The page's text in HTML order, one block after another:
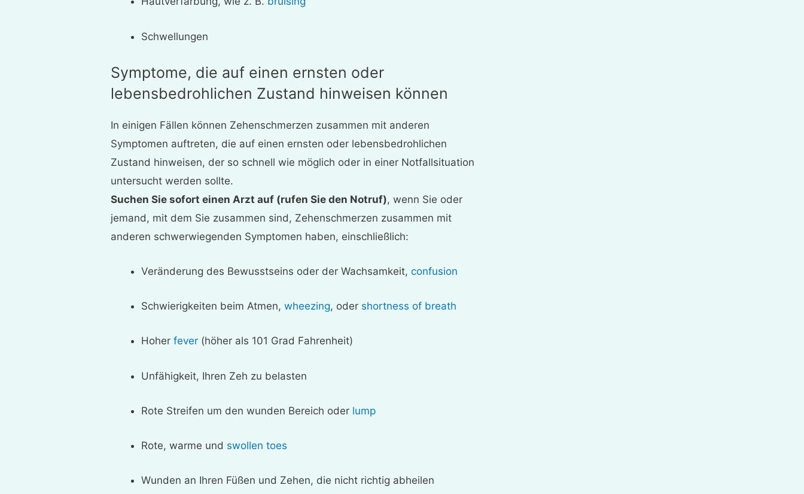
Schwellungen
Symptome, die auf einen ernsten oder
lebensbedrohlichen Zustand hinweisen können
In einigen Fällen können Zehenschmerzen zusammen mit anderen
Symptomen auftreten, die auf einen ernsten oder lebensbedrohlichen
Zustand hinweisen, der so schnell wie möglich oder in einer Notfallsituation
untersucht werden sollte.
Suchen Sie sofort einen Arzt auf (rufen Sie den Notruf), wenn Sie oder
jemand, mit dem Sie zusammen sind, Zehenschmerzen zusammen mit
anderen schwerwiegenden Symptomen haben, einschließlich:
Veränderung des Bewusstseins oder der Wachsamkeit,confusion
Schwierigkeiten beim Atmen,wheezing, oder shortness of breath
Hoherfever (höher als 101 Grad Fahrenheit)
Unfähigkeit, Ihren Zeh zu belasten
Rote Streifen um den wunden Bereich oder lump
Rote, warme und swollen toes
Wunden an Ihren Füßen und Zehen, die nicht richtig abheilen